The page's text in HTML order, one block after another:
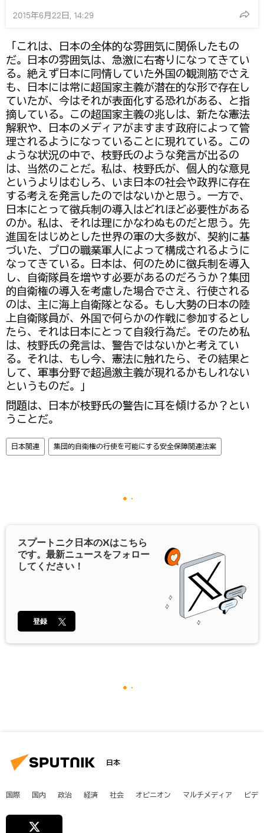
2015年6月22日, 14:29
「これは、日本の全体的な雰囲気に関係したもの
だ。日本の雰囲気は、急激に右寄りになってきてい
る。絶えず日本に同情していた外国の観測筋でさえ
も、日本には常に超国家主義が潜在的な形で存在し
ていたが、今はそれが表面化する恐れがある、と指
摘している。この超国家主義の兆しは、新たな憲法
解釈や、日本のメディアがますます政府によって管
理されるようになっていることに現れている。この
ような状況の中で、枝野氏のような発言が出るの
は、当然のことだ。私は、枝野氏が、個人的な意見
というよりはむしろ、いま日本の社会や政界に存在
する考えを発言したのではないかと思う。一方で、
日本にとって徴兵制の導入はどれほど必要性がある
のか。私は、それは理にかなわぬものだと思う。先
進国をはじめとした世界の軍の大多数が、契約に基
づいた、プロの職業軍人によって構成されるように
なってきている。日本は、何のために徴兵制を導入
し、自衛隊員を増やす必要があるのだろうか？集団
的自衛権の導入を考慮した場合でさえ、行使される
のは、主に海上自衛隊となる。もし大勢の日本の陸
上自衛隊員が、外国で何らかの作戦に参加するとし
たら、それは日本にとって自殺行為だ。そのため私
は、枝野氏の発言は、警告ではないかと考えてい
る。それは、もし今、憲法に触れたら、その結果と
して、軍事分野で超過激主義が現れるかもしれない
というものだ。」
問題は、日本が枝野氏の警告に耳を傾けるか？とい
うことだ。
日本関連 集団的自衛権の行使を可能にする安全保障関連法案
スプートニク日本のXはこちら
です。最新ニュースをフォロー
してください！
登録
日本
国際 国内 政治 経済 社会 オピニオン マルチメディア ビデ